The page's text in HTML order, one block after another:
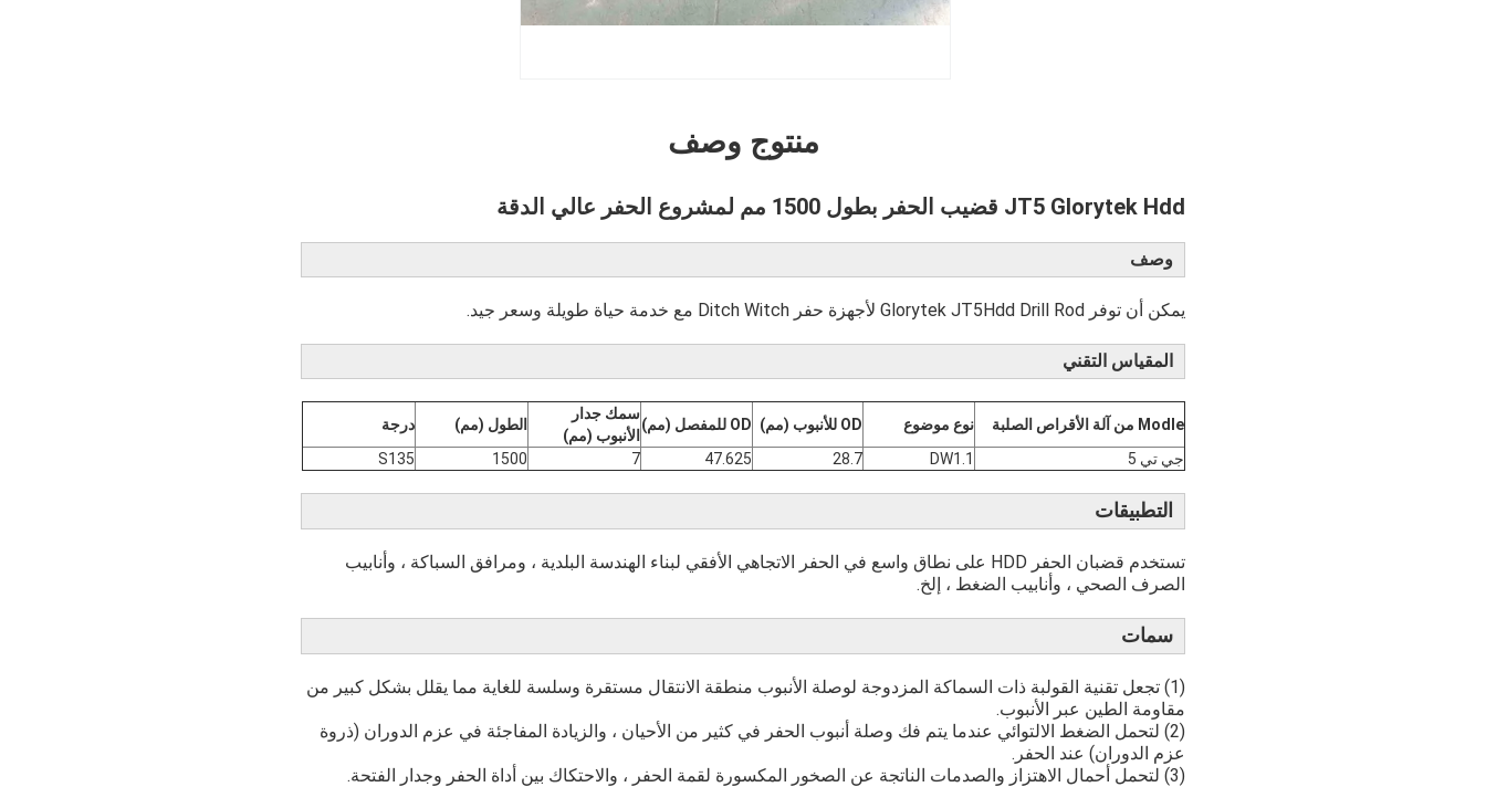
منتوج وصف
JT5 Glorytek Hdd قضيب الحفر بطول 1500 مم لمشروع الحفر عالي الدقة
وصف
يمكن أن توفر Glorytek JT5 Hdd Drill Rod لأجهزة حفر Ditch Witch مع خدمة حياة طويلة وسعر جيد.
المقياس التقني
Modle من آلة الأقراص الصلبة نوع موضوع OD للأنبوب (مم) OD للمفصل (مم)
سمك جدار
الأنبوب (مم)
الطول (مم)
درجة
جي تي 5
DW1.1
28.7
47.625
7
1500
S135
التطبيقات
تستخدم قضبان الحفر HDD على نطاق واسع في الحفر الاتجاهي الأفقي لبناء الهندسة البلدية ، ومرافق السباكة ، وأنابيب
الصرف الصحي ، وأنابيب الضغط ، إلخ.
سمات
(1) تجعل تقنية القولبة ذات السماكة المزدوجة لوصلة الأنبوب منطقة الانتقال مستقرة وسلسة للغاية مما يقلل بشكل كبير من
مقاومة الطين عبر الأنبوب.
(2) لتحمل الضغط الالتوائي عندما يتم فك وصلة أنبوب الحفر في كثير من الأحيان ، والزيادة المفاجئة في عزم الدوران (ذروة
عزم الدوران) عند الحفر.
(3) لتحمل أحمال الاهتزاز والصدمات الناتجة عن الصخور المكسورة لقمة الحفر ، والاحتكاك بين أداة الحفر وجدار الفتحة.